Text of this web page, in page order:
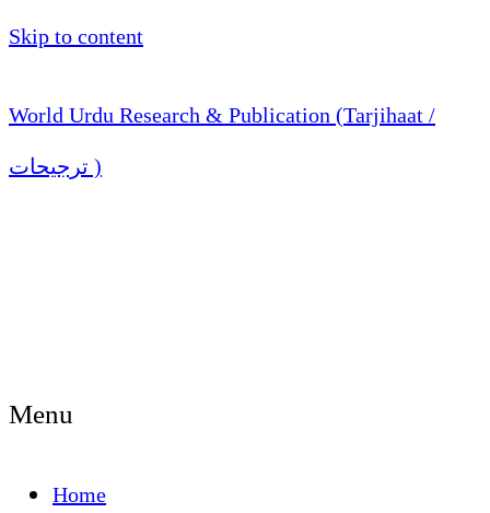
Skip to content
World Urdu Research & Publication (Tarjihaat /
ترجیحات )
Menu
Home